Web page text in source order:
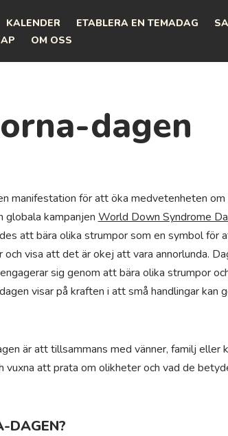
KALENDER ETABLERA EN TEMADAG
OM OSS
dagen
manifestation för att öka medvetenheten
globala kampanjen World Down Syndrome
att bära olika strumpor som en symbol för
visa att det är okej att vara annorlunda.
sig genom att bära olika strumpor
visar på kraften i att små handlingar kan
är att tillsammans med vänner, familj eller
vuxna att prata om olikheter och vad de
DAGEN?